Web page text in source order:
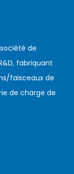
de
fabriquant
faisceaux de
de charge de